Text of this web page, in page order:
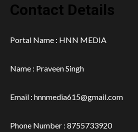
Contact Details
Portal Name : HNN MEDIA
Name : Praveen Singh
Email : hnnmedia615@gmail.com
Phone Number : 8755733920